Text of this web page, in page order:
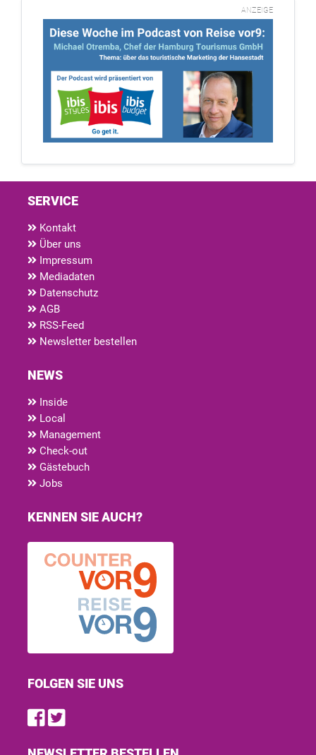
ANZEIGE
SERVICE
Kontakt
Über uns
Impressum
Mediadaten
Datenschutz
AGB
RSS-Feed
Newsletter bestellen
NEWS
Inside
Local
Management
Check-out
Gästebuch
Jobs
KENNEN SIE AUCH?
FOLGEN SIE UNS
Find us on Facebook
Follow us on Twitter